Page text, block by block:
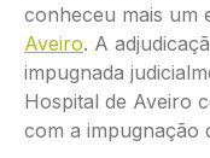
conheceu mais um
Aveiro. A
impugnada
Hospital de Aveiro
com a impugnação